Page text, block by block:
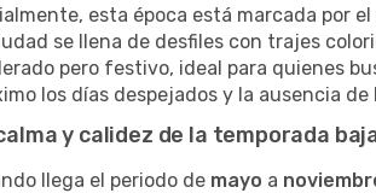
esta época está marcada por
se llena de desfiles con trajes
pero festivo, ideal para quienes
los días despejados y la ausencia
y calidez de la temporada
llega el periodo de mayo a